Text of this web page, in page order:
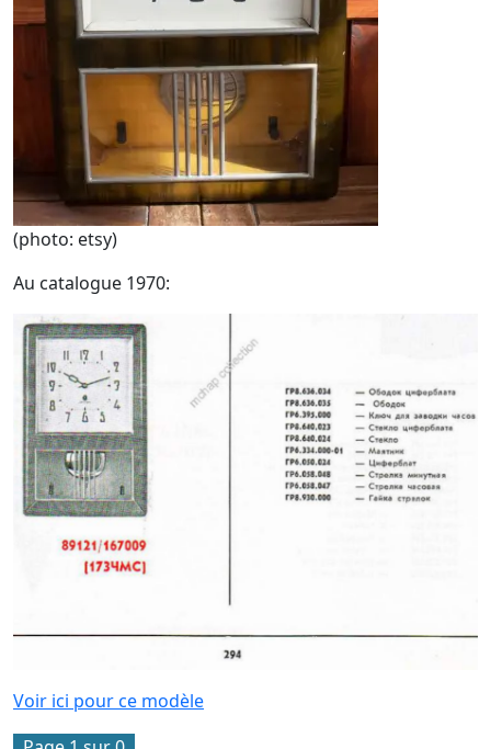
(photo: etsy)
Au catalogue 1970:
Voir ici pour ce modèle